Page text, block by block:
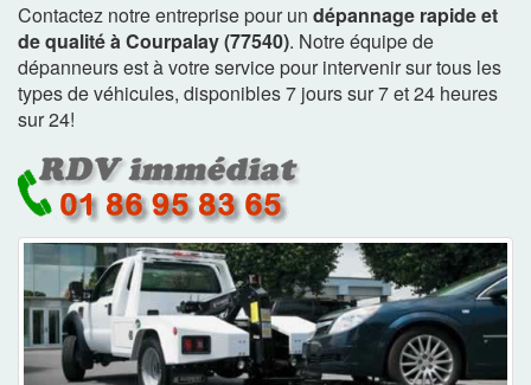
Contactez notre entreprise pour un dépannage rapide et
de qualité à Courpalay (77540). Notre équipe de
dépanneurs est à votre service pour intervenir sur tous les
types de véhicules, disponibles 7 jours sur 7 et 24 heures
sur 24!